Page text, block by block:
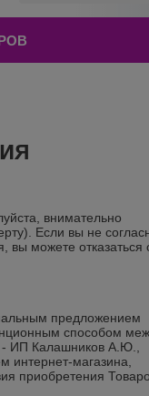
внимательно
Если вы не
можете отказаться
предложением
способом
- ИП Калашников А.Ю.,
интернет-магазина,
приобретения